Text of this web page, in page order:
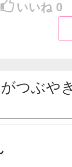
いいね 0
つぶや